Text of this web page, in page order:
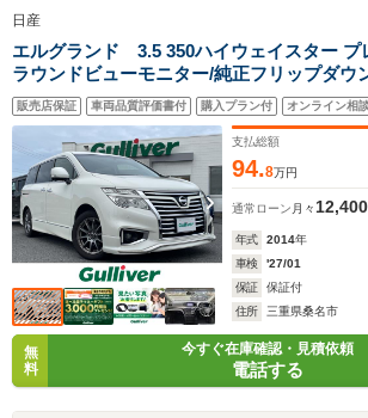
日産
エルグランド 3.5 350ハイウェイスター
ラウンドビューモニター/純正フリップダウ
正ナビ/フルセグ/CD/DVD/MSV/ビルトイン
イブレコーダー/レザーシート/シートヒータ
スライド/パワーバックドア/プッシュスター
販売店保証 車両品質評価書付 購入プラン付 オンライン相
支払総額
94.8万円
通常ローン 月々 12,400
年式 2014年
車検
'27/01
保証
保証付
住所
三重県桑名市
無
料
今すぐ在庫確認・見積依頼
電話する